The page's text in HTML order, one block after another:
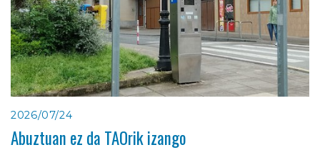
2026/07/24
Abuztuan ez da TAOrik izango